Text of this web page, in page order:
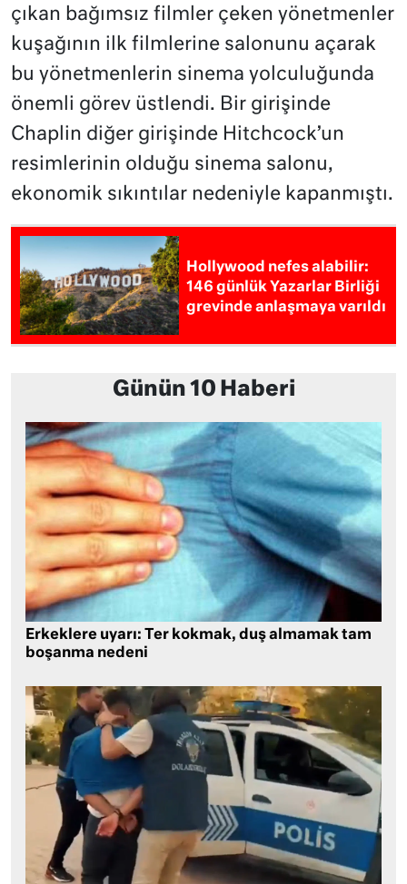
çıkan bağımsız filmler çeken yönetmenler
kuşağının ilk filmlerine salonunu açarak
bu yönetmenlerin sinema yolculuğunda
önemli görev üstlendi. Bir girişinde
Chaplin diğer girişinde Hitchcock’un
resimlerinin olduğu sinema salonu,
ekonomik sıkıntılar nedeniyle kapanmıştı.
Hollywood nefes alabilir:
146 günlük Yazarlar Birliği
grevinde anlaşmaya varıldı
Günün 10 Haberi
Erkeklere uyarı: Ter kokmak, duş almamak tam
boşanma nedeni